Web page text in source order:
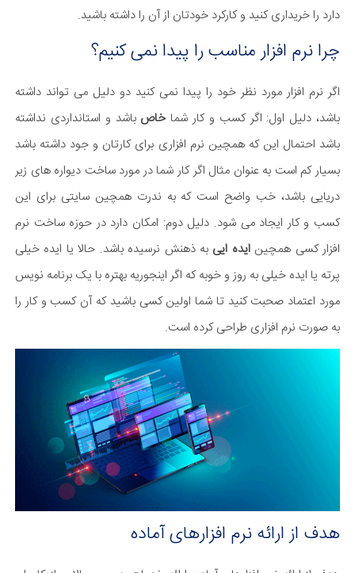
دارد را خریداری کنید و کارکرد خودتان از آن را داشته باشید.
چرا نرم افزار مناسب را پیدا نمی کنیم​؟
اگر نرم افزار مورد نظر خود را پیدا نمی کنید دو دلیل می تواند داشته
باشد، دلیل اول: اگر کسب و کار شماخاص باشد و استانداردی نداشته
باشد احتمال این که همچین نرم افزاری برای کارتان و جود داشته باشد
بسیار کم است به عنوان مثال اگر کار شما در مورد ساخت دیواره های زیر
دریایی باشد، خب واضح است که به ندرت همچین سایتی برای این
کسب و کار ایجاد می شود. دلیل دوم: امکان دارد در حوزه ساخت نرم
افزار کسی همچینایده ایی به ذهنش نرسیده باشد. حالا یا ایده خیلی
پرته یا ایده خیلی به روز و خوبه که اگر اینجوریه بهتره با یک برنامه نویس
مورد اعتماد صحبت کنید تا شما اولین کسی باشید که آن کسب و کار را
به صورت نرم افزاری طراحی کرده است.
هدف از ارائه نرم افزارهای آماده​